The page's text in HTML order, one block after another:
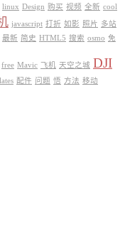
linux Design 购买 视频 全新 cool
javascript 打折 如影 照片 多站
最新 简史 HTML5 搜索 osmo 免
free Mavic 飞机 天空之城 DJI
配件 问题 悟 方法 移动